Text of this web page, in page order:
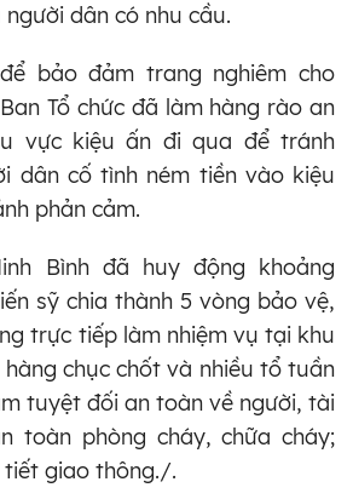
dân có nhu cầu.
bảo đảm trang nghiêm cho
Tổ chức đã làm hàng rào an
vực kiệu ấn đi qua để tránh
dân cố tình ném tiền vào kiệu
phản cảm.
Bình đã huy động khoảng
sỹ chia thành 5 vòng bảo vệ,
trực tiếp làm nhiệm vụ tại khu
chục chốt và nhiều tổ tuần
tuyệt đối an toàn về người, tài
toàn phòng cháy, chữa cháy;
tiết giao thông./.